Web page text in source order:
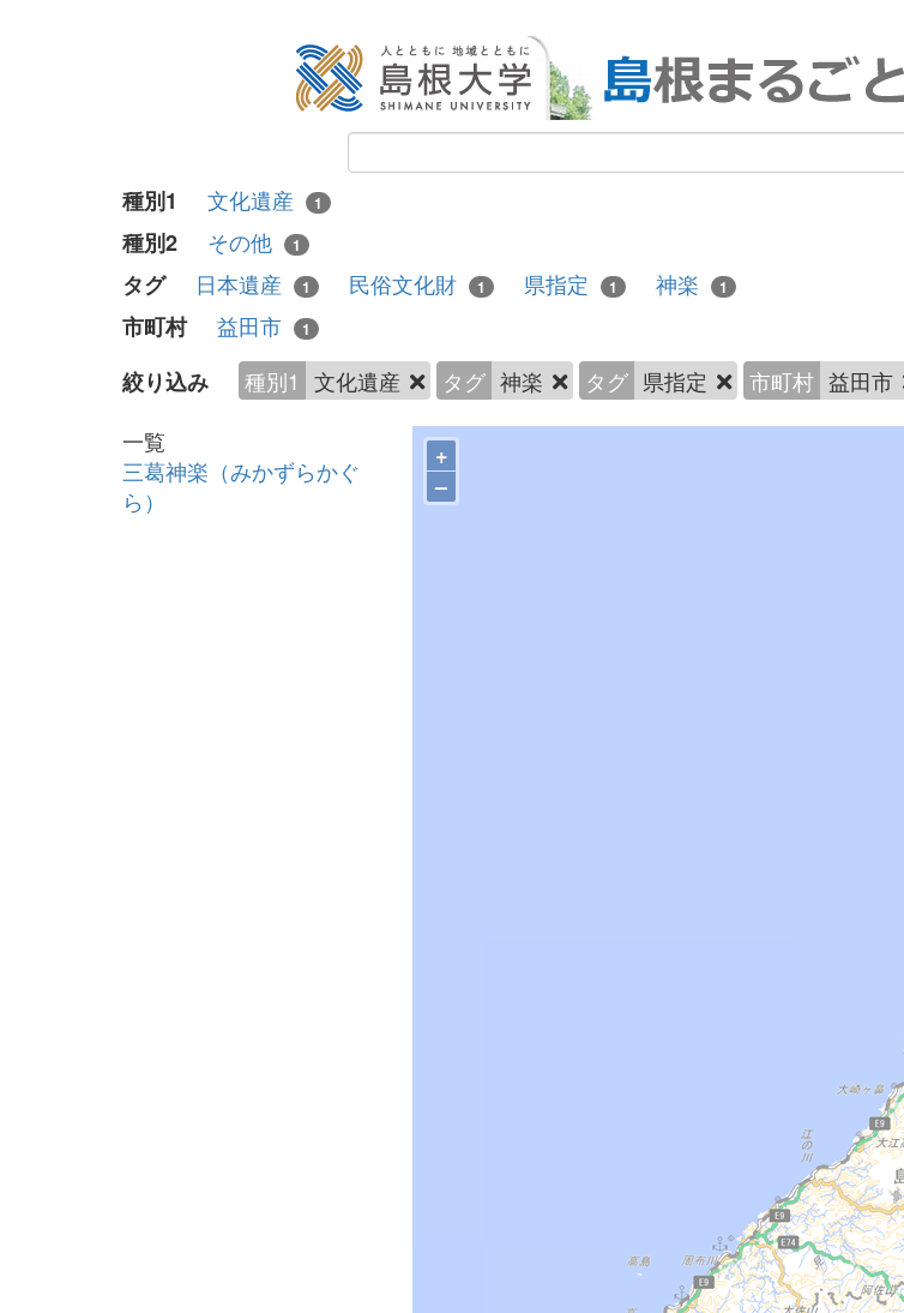
種別1 文化遺産 1
種別2 その他 1
タグ 日本遺産 1 民俗文化財 1 県指定 1 神楽 1
市町村 益田市 1
絞り込み 種別1 文化遺産 タグ 神楽 タグ 県指定 市町村 益田市
一覧
三葛神楽（みかずらかぐ
ら）
+
–